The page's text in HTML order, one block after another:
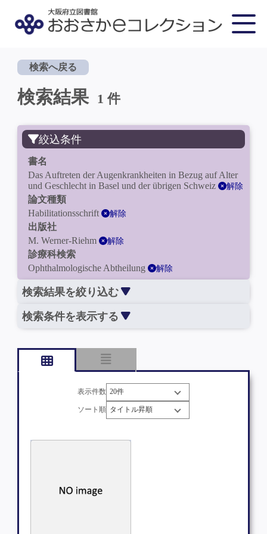
検索へ戻る
検索結果 1 件
絞込条件
書名
Das Auftreten der Augenkrankheiten in Bezug auf Alter
und Geschlecht in Basel und der übrigen Schweiz
解除
論文種類
Habilitationsschrift
解除
出版社
M. Werner-Riehm
解除
診療科検索
Ophthalmologische Abtheilung
解除
検索結果を絞り込む
検索条件を表示する
表示件数
ソート順